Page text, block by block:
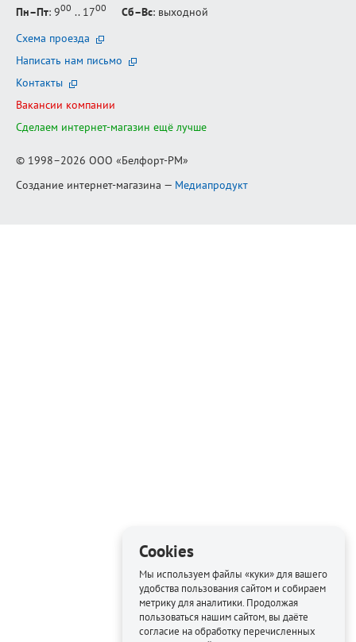
Пн–Пт: 900 .. 1700 Сб–Вс: выходной
Схема проезда
Написать нам письмо
Контакты
Вакансии компании
Сделаем интернет-магазин ещё лучше
© 1998–2026 ООО «Белфорт-РМ»
Создание интернет-магазина — Медиапродукт
Cookies
Мы используем файлы «куки» для вашего
удобства пользования сайтом и собираем
метрику для аналитики. Продолжая
пользоваться нашим сайтом, вы даёте
согласие на обработку перечисленных